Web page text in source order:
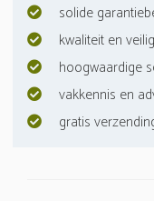
solide
kwaliteit en
hoogwaardige
vakkennis en
gratis